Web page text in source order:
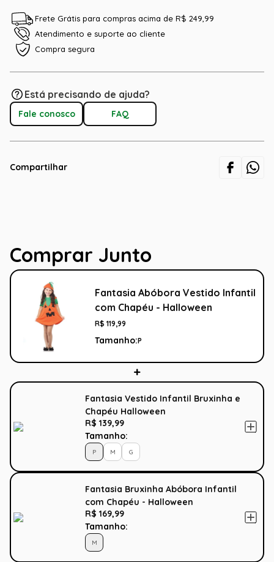
Frete Grátis para compras acima de R$ 249,99
Atendimento e suporte ao cliente
Compra segura
Está precisando de ajuda?
Fale conosco FAQ
Compartilhar
Comprar Junto
Fantasia Abóbora Vestido Infantil
com Chapéu - Halloween
R$ 119,99
Tamanho:P
Fantasia Vestido Infantil Bruxinha e
Chapéu Halloween
R$ 139,99
Tamanho:
P M G
Fantasia Bruxinha Abóbora Infantil
com Chapéu - Halloween
R$ 169,99
Tamanho:
M